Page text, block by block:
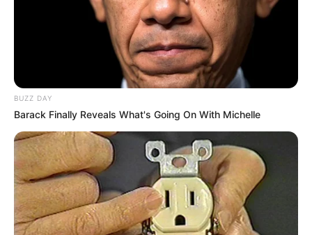
Posteriormente llegaron miembros de la comunidad etnia
wayúu al sitio del accidente quienes procedieron a
levantar el cadáver y trasladarlo a su lugar de origen para
ser velado con sus costumbres indígenas.
La Policía de Carreteras pidió prudencia
conductores durante la operación retorno cuando finaliza
la Semana Santa y muchas familias regresan a sus
hogares.
COMPARTIR
ALERTA BOGOTÁ EN GOOGLE NEWS
BUZZ DAY
Barack Finally Reveals What's Going On With Michelle